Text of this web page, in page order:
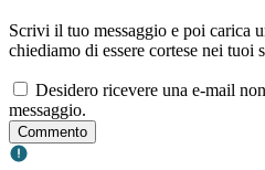
Scrivi il tuo messaggio e poi carica
chiediamo di essere cortese nei tuoi
Desidero ricevere una e-mail
messaggio.
Commento